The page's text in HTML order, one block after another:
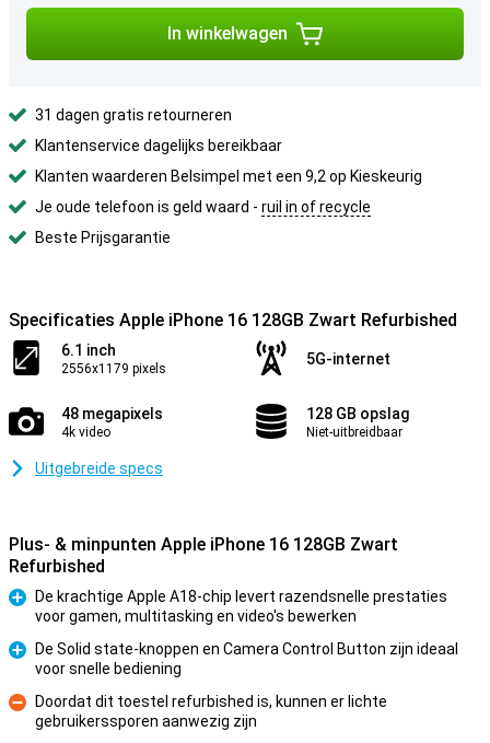
In winkelwagen
31 dagen gratis retourneren
Klantenservice dagelijks bereikbaar
Klanten waarderen Belsimpel met een 9,2 op Kieskeurig
Je oude telefoon is geld waard - ruil in of recycle
Beste Prijsgarantie
Specificaties Apple iPhone 16 128GB Zwart Refurbished
6.1 inch
2556x1179 pixels
5G-internet
48 megapixels
4k video
128 GB opslag
Niet-uitbreidbaar
Uitgebreide specs
Plus- & minpunten Apple iPhone 16 128GB Zwart
Refurbished
Pluspunt
De krachtige Apple A18-chip levert razendsnelle prestaties
voor gamen, multitasking en video's bewerken
Pluspunt
De Solid state-knoppen en Camera Control Button zijn ideaal
voor snelle bediening
Minpunt
Doordat dit toestel refurbished is, kunnen er lichte
gebruikerssporen aanwezig zijn